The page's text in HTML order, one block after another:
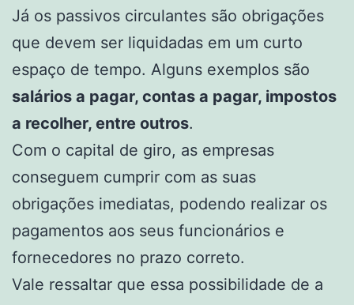
Já os passivos circulantes são obrigações
que devem ser liquidadas em um curto
espaço de tempo. Alguns exemplos são
salários a pagar, contas a pagar, impostos
a recolher, entre outros.
Com o capital de giro, as empresas
conseguem cumprir com as suas
obrigações imediatas, podendo realizar os
pagamentos aos seus funcionários e
fornecedores no prazo correto.
Vale ressaltar que essa possibilidade de a